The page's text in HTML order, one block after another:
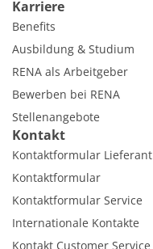
Karriere
Benefits
Ausbildung & Studium
RENA als Arbeitgeber
Bewerben bei RENA
Stellenangebote
Kontakt
Kontaktformular Lieferant
Kontaktformular
Kontaktformular Service
Internationale Kontakte
Kontakt Customer Service